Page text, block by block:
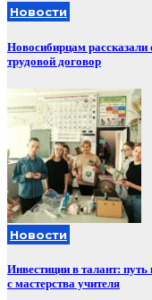
Новости
Новосибирцам рассказали
трудовой договор
Новости
Инвестиции в талант:
с мастерства учителя